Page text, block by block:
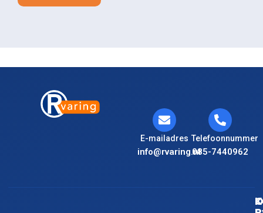
E-mailadres
info@rvaring.nl
Telefoonnummer
085-7440962